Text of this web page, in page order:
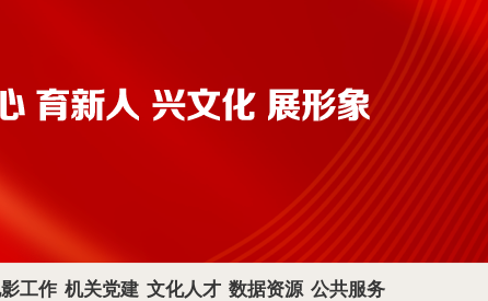
工作 机关党建 文化人才 数据资源 公共服务